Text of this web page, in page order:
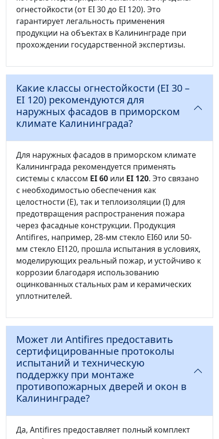
огнестойкости (от EI 30 до EI 120). Это
гарантирует легальность применения
продукции на объектах в Калининграде при
прохождении государственной экспертизы.
Какие классы огнестойкости (EI 30 –
EI 120) рекомендуются для
наружных фасадов в приморском
климате Калининграда?
Для наружных фасадов в приморском климате
Калининграда рекомендуется применять
системы с классом EI 60 или EI 120. Это связано
с необходимостью обеспечения как
целостности (E), так и теплоизоляции (I) для
предотвращения распространения пожара
через фасадные конструкции. Продукция
Antifires, например, 28-мм стекло EI60 или 50-
мм стекло EI120, прошла испытания в условиях,
моделирующих реальный пожар, и устойчиво к
коррозии благодаря использованию
оцинкованных стальных рам и керамических
уплотнителей.
Может ли Antifires предоставить
сертифицированные протоколы
испытаний и техническую
поддержку при монтаже
противопожарных дверей и окон в
Калининграде?
Да, Antifires предоставляет полный комплект